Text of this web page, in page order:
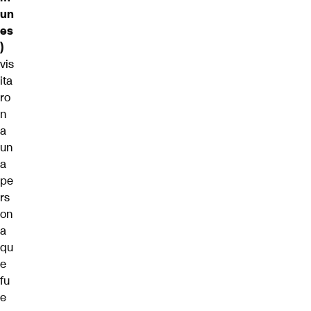
un
es
)
vis
ita
ro
n
a
un
a
pe
rs
on
a
qu
e
fu
e